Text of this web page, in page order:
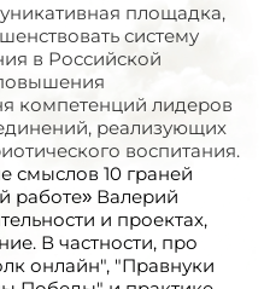
площадка,
систему
в Российской
компетенций лидеров
реализующих
воспитания.
смыслов 10 граней
работе» Валерий
и проектах,
В частности, про
онлайн", "Правнуки